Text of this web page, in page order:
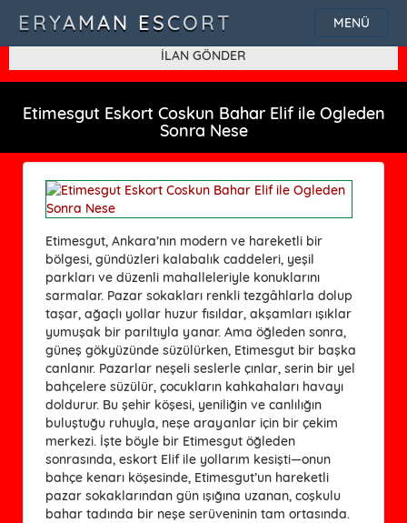
character set: 'uf8'
MENÜ
ERYAMAN ESCORT
İLAN GÖNDER
Etimesgut Eskort Coskun Bahar Elif ile Ogleden
Sonra Nese
Etimesgut, Ankara’nın modern ve hareketli bir
bölgesi, gündüzleri kalabalık caddeleri, yeşil
parkları ve düzenli mahalleleriyle konuklarını
sarmalar. Pazar sokakları renkli tezgâhlarla dolup
taşar, ağaçlı yollar huzur fısıldar, akşamları ışıklar
yumuşak bir parıltıyla yanar. Ama öğleden sonra,
güneş gökyüzünde süzülürken, Etimesgut bir başka
canlanır. Pazarlar neşeli seslerle çınlar, serin bir yel
bahçelere süzülür, çocukların kahkahaları havayı
doldurur. Bu şehir köşesi, yeniliğin ve canlılığın
buluştuğu ruhuyla, neşe arayanlar için bir çekim
merkezi. İşte böyle bir Etimesgut öğleden
sonrasında, eskort Elif ile yollarım kesişti—onun
bahçe kenarı köşesinde, Etimesgut’un hareketli
pazar sokaklarından gün ışığına uzanan, coşkulu
bahar tadında bir neşe serüveninin tam ortasında.